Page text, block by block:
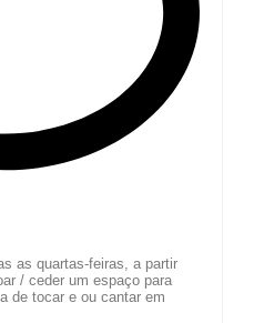
as quartas-feiras, a partir
/ ceder um espaço para
de tocar e ou cantar em